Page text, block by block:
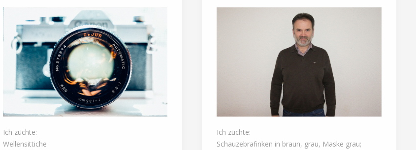
Ich züchte:
Wellensittiche
Ich züchte:
Schauzebrafinken in braun, grau, Maske grau;